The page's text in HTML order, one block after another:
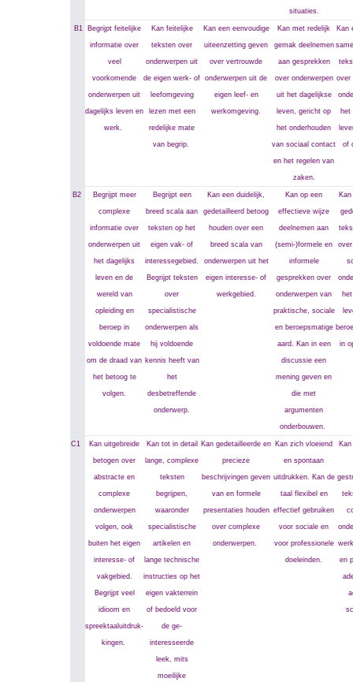
situaties.
B1 Begrijpt feitelijke
informatie over
veel
voorkomende
onderwerpen uit
dagelijks leven en
werk.
Kan feitelijke
teksten over
onderwerpen uit
de eigen werk- of
leefomgeving
lezen met een
redelijke mate
van begrip.
Kan een eenvoudige
uiteenzetting geven
over vertrouwde
onderwerpen uit de
eigen leef- en
werkomgeving.
Kan met redelijk
gemak deelnemen
aan gesprekken
over onderwerpen
uit het dagelijkse
leven, gericht op
het onderhouden
van sociaal contact
en het regelen van
zaken.
Kan
over
het
of
B2 Begrijpt meer
complexe
informatie over
onderwerpen uit
het dagelijks
leven en de
wereld van
opleiding en
beroep in
voldoende mate
om de draad van
het betoog te
volgen.
Begrijpt een
breed scala aan
teksten op het
eigen vak- of
interessegebied.
Begrijpt teksten
over
specialistische
onderwerpen als
hij voldoende
kennis heeft van
het
desbetreffende
onderwerp.
Kan een duidelijk,
gedetailleerd betoog
houden over een
breed scala van
onderwerpen uit het
eigen interesse- of
werkgebied.
Kan op een
effectieve wijze
deelnemen aan
(semi-)formele en
informele
gesprekken over
onderwerpen van
praktische, sociale
en beroepsmatige
aard. Kan in een
discussie een
mening geven en
die met
argumenten
onderbouwen.
in
C1 Kan uitgebreide
betogen over
abstracte en
complexe
onderwerpen
volgen, ook
buiten het eigen
interesse- of
vakgebied.
Begrijpt veel
idioom en
spreektaaluitdruk-
kingen.
Kan tot in detail
lange, complexe
teksten
begrijpen,
waaronder
specialistische
artikelen en
lange technische
instructies op het
eigen vakterrein
of bedoeld voor
de ge-
interesseerde
leek, mits
moeilijke
Kan gedetailleerde en
precieze
beschrijvingen geven
van en formele
presentaties houden
over complexe
onderwerpen.
Kan zich vloeiend
en spontaan
uitdrukken. Kan de
taal flexibel en
effectief gebruiken
voor sociale en
voor professionele
doeleinden. en